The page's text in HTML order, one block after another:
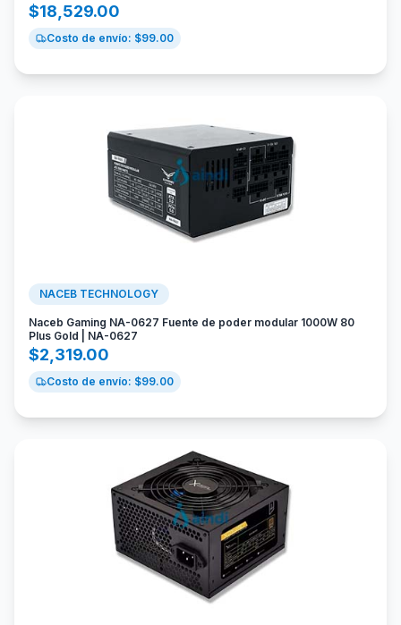
$18,529.00
Costo de envío: $99.00
NACEB TECHNOLOGY
Naceb Gaming NA-0627 Fuente de poder modular 1000W 80
Plus Gold | NA-0627
$2,319.00
Costo de envío: $99.00